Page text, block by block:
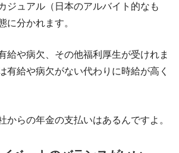
ジュアル（日本のアルバイト的なも
に分かれます。
給や病欠、その他福利厚生が受けれま
有給や病欠がない代わりに時給が高く
からの年金の支払いはあるんですよ。